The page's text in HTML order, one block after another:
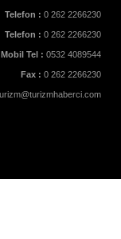
Telefon : 0 262 2266230
Telefon : 0 262 2266230
Mobil Tel : 0532 4089544
Fax : 0 262 2266230